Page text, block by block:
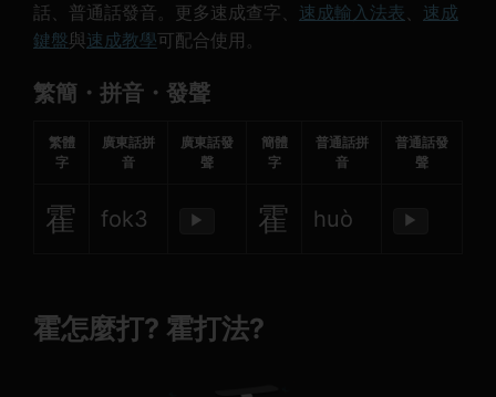
話、普通話發音。更多速成查字、 速成輸入法表、 速成
鍵盤與速成教學可配合使用。
繁簡・拼音・發聲
繁體
字
廣東話拼
音
廣東話發
聲
簡體
字
普通話拼
音
普通話發
聲
霍 fok3 ▶ 霍 huò ▶
霍怎麼打? 霍打法?